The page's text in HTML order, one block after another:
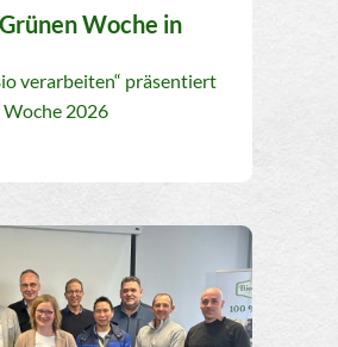
Woche in
verarbeiten“ präsentiert
2026